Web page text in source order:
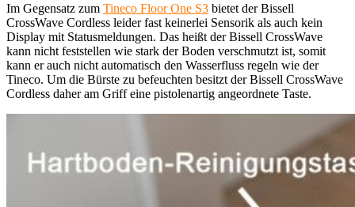
Im Gegensatz zum Tineco Floor One S3 bietet der Bissell
CrossWave Cordless leider fast keinerlei Sensorik als auch kein
Display mit Statusmeldungen. Das heißt der Bissell CrossWave
kann nicht feststellen wie stark der Boden verschmutzt ist, somit
kann er auch nicht automatisch den Wasserfluss regeln wie der
Tineco. Um die Bürste zu befeuchten besitzt der Bissell CrossWave
Cordless daher am Griff eine pistolenartig angeordnete Taste.